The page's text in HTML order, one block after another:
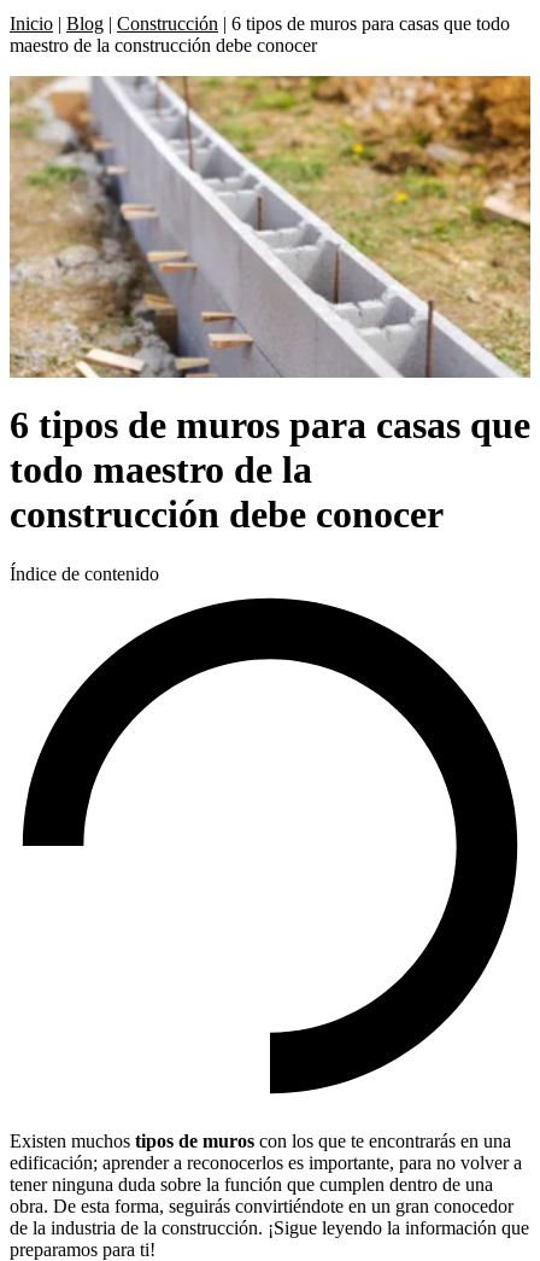
Inicio | Blog | Construcción | 6 tipos de muros para casas que todo
maestro de la construcción debe conocer
6 tipos de muros para casas que
todo maestro de la
construcción debe conocer
Índice de contenido
Existen muchos tipos de muros con los que te encontrarás en una
edificación; aprender a reconocerlos es importante, para no volver a
tener ninguna duda sobre la función que cumplen dentro de una
obra. De esta forma, seguirás convirtiéndote en un gran conocedor
de la industria de la construcción. ¡Sigue leyendo la información que
preparamos para ti!